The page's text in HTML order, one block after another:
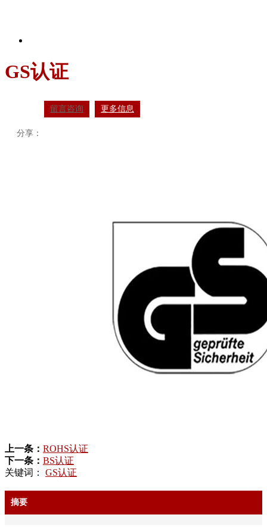
GS认证
留言咨询 更多信息
分享：
上一条： ROHS认证
下一条： BS认证
关键词： GS认证
摘要